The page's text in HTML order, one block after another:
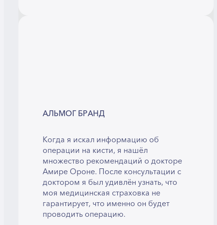
АЛЬМОГ БРАНД
Когда я искал информацию об
операции на кисти, я нашёл
множество рекомендаций о докторе
Амире Ороне. После консультации с
доктором я был удивлён узнать, что
моя медицинская страховка не
гарантирует, что именно он будет
проводить операцию.